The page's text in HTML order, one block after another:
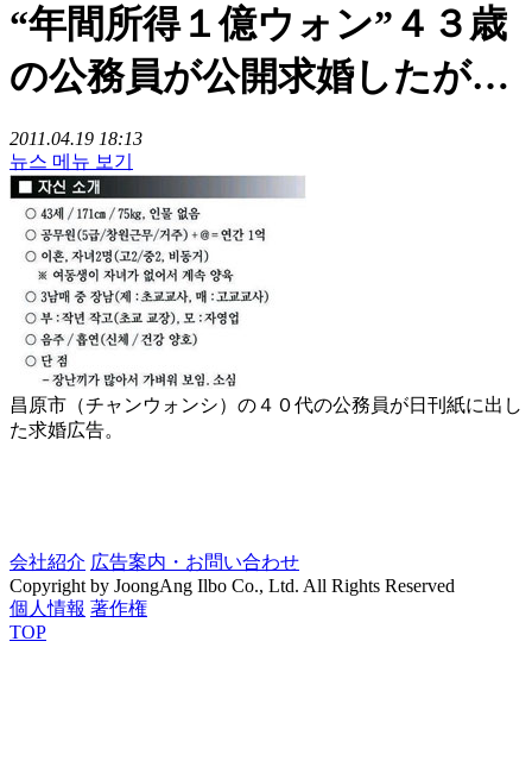
“年間所得１億ウォン”４３歳
の公務員が公開求婚したが…
2011.04.19 18:13
뉴스 메뉴 보기
昌原市（チャンウォンシ）の４０代の公務員が日刊紙に出し
た求婚広告。
会社紹介 広告案内・お問い合わせ
Copyright by JoongAng Ilbo Co., Ltd. All Rights Reserved
個人情報 著作権
TOP